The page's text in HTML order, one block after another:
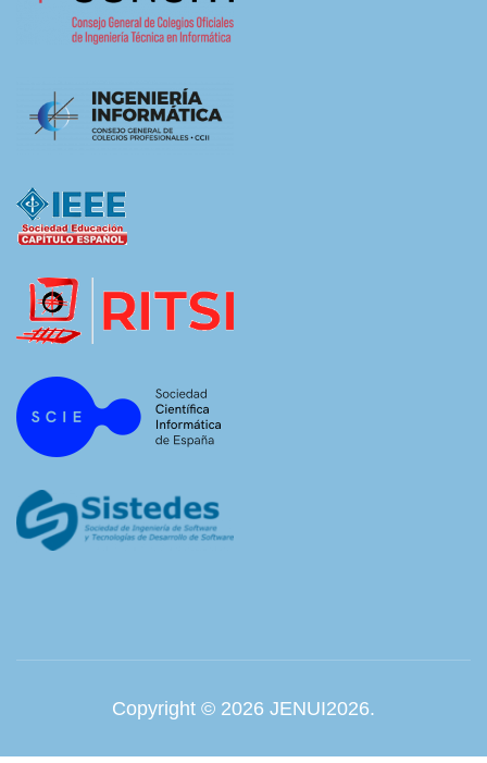
Copyright © 2026 JENUI2026.